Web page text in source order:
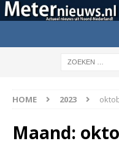
HOME 2023
Maand: